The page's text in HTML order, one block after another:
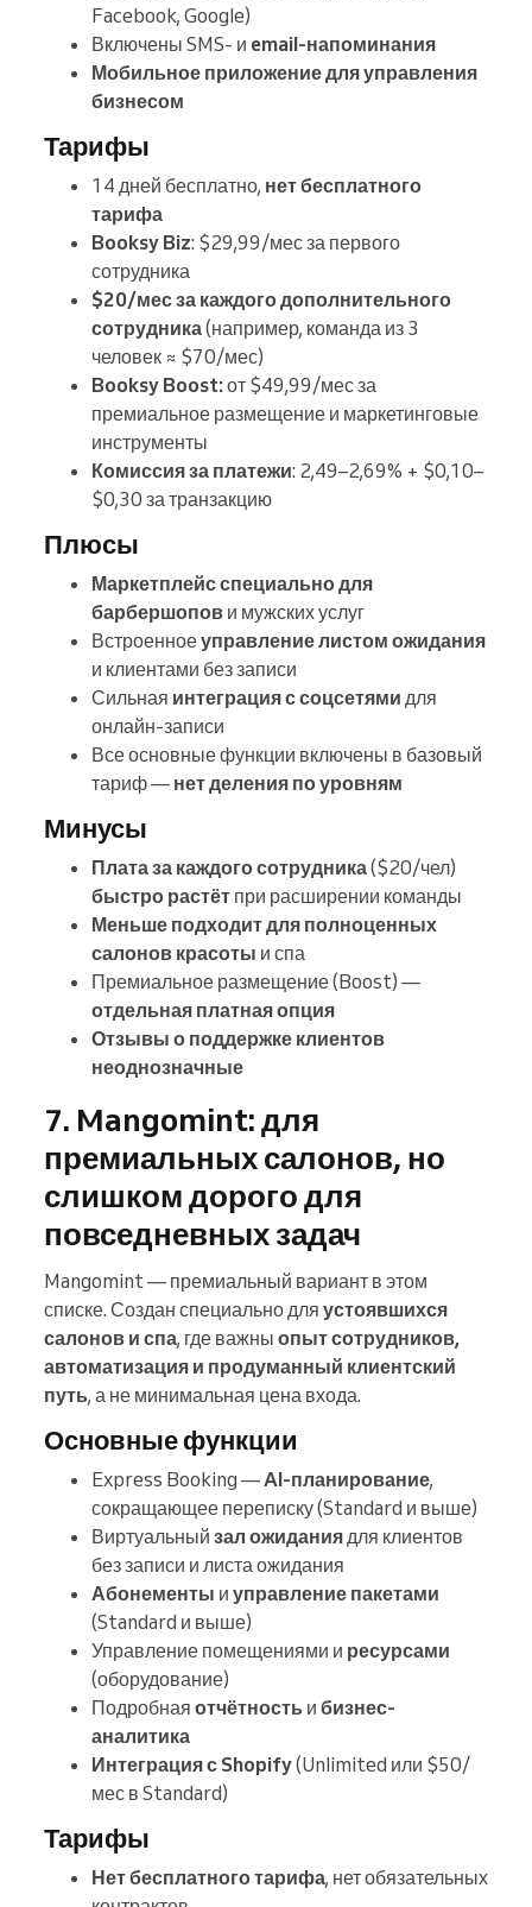
Facebook, Google)
Включены SMS- и email-напоминания
Мобильное приложение для управления
бизнесом
Тарифы
14 дней бесплатно, нет бесплатного
тарифа
Booksy Biz: $29,99/мес за первого
сотрудника
$20/мес за каждого дополнительного
сотрудника(например, команда из 3
человек ≈ $70/мес)
Booksy Boost:от $49,99/мес за
премиальное размещение и маркетинговые
инструменты
Комиссия за платежи: 2,49–2,69% + $0,10–
$0,30 за транзакцию
Плюсы
Маркетплейс специально для
барбершопов и мужских услуг
Встроенноеуправление листом ожидания
и клиентами без записи
Сильная интеграция с соцсетями для
онлайн-записи
Все основные функции включены в базовый
тариф — нет деления по уровням
Минусы
Плата за каждого сотрудника($20/чел)
быстро растёт при расширении команды
Меньше подходит для полноценных
салонов красоты и спа
Премиальное размещение (Boost) —
отдельная платная опция
Отзывы о поддержке клиентов
неоднозначные
7. Mangomint: для
премиальных салонов, но
слишком дорого для
повседневных задач
Mangomint — премиальный вариант в этом
списке. Создан специально для устоявшихся
салонов и спа, где важны опыт сотрудников,
автоматизация и продуманный клиентский
путь, а не минимальная цена входа.
Основные функции
Express Booking —AI-планирование,
сокращающее переписку (Standard и выше)
Виртуальный зал ожидания для клиентов
без записи и листа ожидания
Абонементы и управление пакетами
(Standard и выше)
Управление помещениями и ресурсами
(оборудование)
Подробная отчётность и бизнес-
аналитика
Интеграция с Shopify(Unlimited или $50/
мес в Standard)
Тарифы
Нет бесплатного тарифа, нет обязательных